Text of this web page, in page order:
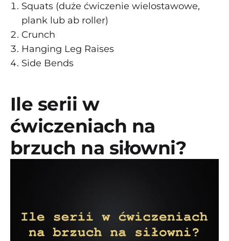
Squats (duże ćwiczenie wielostawowe,
plank lub ab roller)
Crunch
Hanging Leg Raises
Side Bends
Ile serii w
ćwiczeniach na
brzuch na siłowni?